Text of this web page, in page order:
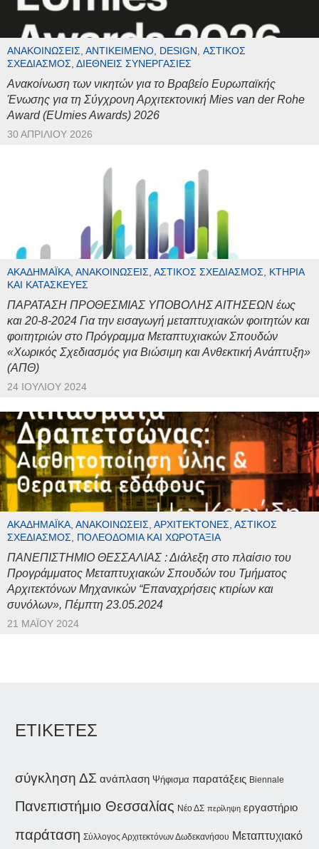
ΑΝΑΚΟΙΝΏΣΕΙΣ, ΑΝΤΙΚΕΊΜΕΝΟ, DESIGN, ΑΣΤΙΚΌΣ
ΣΧΕΔΙΑΣΜΌΣ, ΔΙΕΘΝΕΊΣ ΣΥΝΕΡΓΑΣΊΕΣ
Ανακοίνωση των νικητών για το Βραβείο Ευρωπαϊκής
Ένωσης για τη Σύγχρονη Αρχιτεκτονική Mies van der Rohe
Award (EUmies Awards) 2026
30 ΑΠΡΙΛΊΟΥ 2026
ΑΚΑΔΗΜΑΪΚΆ, ΑΝΑΚΟΙΝΏΣΕΙΣ, ΑΣΤΙΚΌΣ ΣΧΕΔΙΑΣΜΌΣ, ΚΤΉΡΙΑ
ΚΑΙ ΚΑΤΑΣΚΕΥΈΣ
ΠΑΡΑΤΑΣΗ ΠΡΟΘΕΣΜΙΑΣ ΥΠΟΒΟΛΗΣ ΑΙΤΗΣΕΩΝ έως
και 20-8-2024 Για την εισαγωγή μεταπτυχιακών φοιτητών και
φοιτητριών στο Πρόγραμμα Μεταπτυχιακών Σπουδών
«Χωρικός Σχεδιασμός για Βιώσιμη και Ανθεκτική Ανάπτυξη»
(ΑΠΘ)
24 ΙΟΥΛΊΟΥ 2024
ΑΚΑΔΗΜΑΪΚΆ, ΑΝΑΚΟΙΝΏΣΕΙΣ, ΑΡΧΙΤΈΚΤΟΝΕΣ, ΑΣΤΙΚΌΣ
ΣΧΕΔΙΑΣΜΌΣ, ΠΟΛΕΟΔΟΜΊΑ ΚΑΙ ΧΩΡΟΤΑΞΊΑ
ΠΑΝΕΠΙΣΤΗΜΙΟ ΘΕΣΣΑΛΙΑΣ : Διάλεξη στο πλαίσιο του
Προγράμματος Μεταπτυχιακών Σπουδών του Τμήματος
Αρχιτεκτόνων Μηχανικών “Επαναχρήσεις κτιρίων και
συνόλων», Πέμπτη 23.05.2024
21 ΜΑΪ́ΟΥ 2024
ΕΤΙΚΕΤΕΣ
σύγκληση ΔΣ ανάπλαση Ψήφισμα παρατάξεις Biennale
Πανεπιστήμιο Θεσσαλίας Νέο ΔΣ περίληψη εργαστήριο
παράταση Σύλλογος Αρχιτεκτόνων Δωδεκανήσου Μεταπτυχιακό